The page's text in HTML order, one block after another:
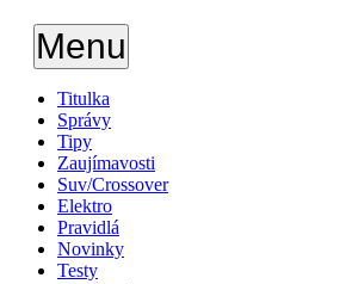
Menu
Titulka
Správy
Tipy
Zaujímavosti
Suv/Crossover
Elektro
Pravidlá
Novinky
Testy